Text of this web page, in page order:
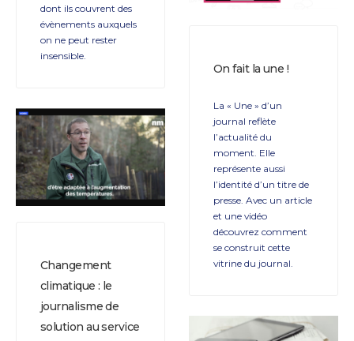
dont ils couvrent des
évènements auxquels
on ne peut rester
insensible.
On fait la une !
La « Une » d’un
journal reflète
l’actualité du
moment. Elle
représente aussi
l’identité d’un titre de
presse. Avec un article
et une vidéo
découvrez comment
se construit cette
vitrine du journal.
Changement
climatique : le
journalisme de
solution au service